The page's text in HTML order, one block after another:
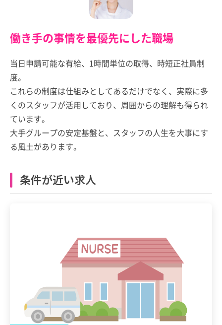
働き手の事情を最優先にした職場
当日申請可能な有給、1時間単位の取得、時短正社員制
度。
これらの制度は仕組みとしてあるだけでなく、実際に多
くのスタッフが活用しており、周囲からの理解も得られ
ています。
大手グループの安定基盤と、スタッフの人生を大事にす
る風土があります。
条件が近い求人